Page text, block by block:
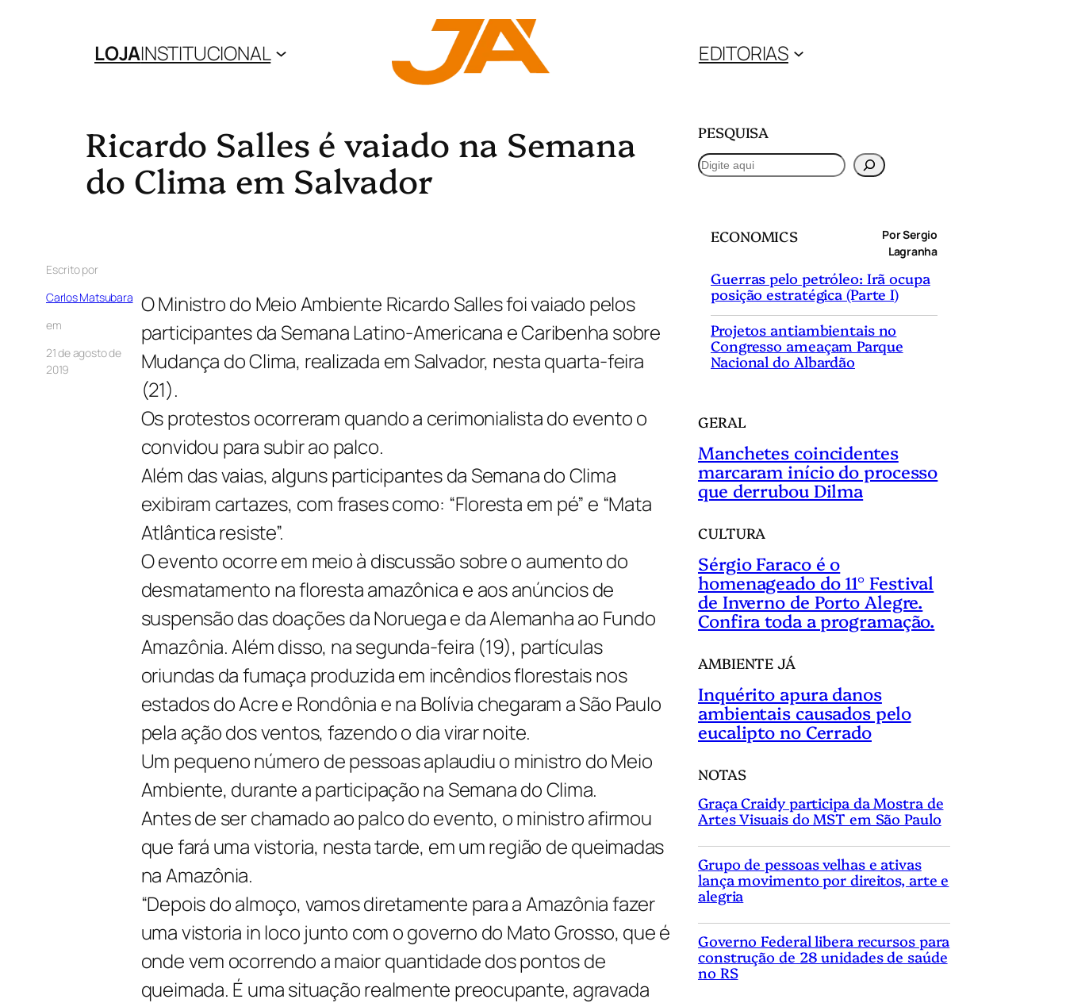
LOJAINSTITUCIONAL EDITORIAS
Ricardo Salles é vaiado na Semana
do Clima em Salvador
Escrito por
Carlos Matsubara
em
21 de agosto de
2019
O Ministro do Meio Ambiente Ricardo Salles foi vaiado pelos
participantes da Semana Latino-Americana e Caribenha sobre
Mudança do Clima, realizada em Salvador, nesta quarta-feira
(21).
Os protestos ocorreram quando a cerimonialista do evento o
convidou para subir ao palco.
Além das vaias, alguns participantes da Semana do Clima
exibiram cartazes, com frases como: “Floresta em pé” e “Mata
Atlântica resiste”.
O evento ocorre em meio à discussão sobre o aumento do
desmatamento na floresta amazônica e aos anúncios de
suspensão das doações da Noruega e da Alemanha ao Fundo
Amazônia. Além disso, na segunda-feira (19), partículas
oriundas da fumaça produzida em incêndios florestais nos
estados do Acre e Rondônia e na Bolívia chegaram a São Paulo
pela ação dos ventos, fazendo o dia virar noite.
Um pequeno número de pessoas aplaudiu o ministro do Meio
Ambiente, durante a participação na Semana do Clima.
Antes de ser chamado ao palco do evento, o ministro afirmou
que fará uma vistoria, nesta tarde, em um região de queimadas
na Amazônia.
“Depois do almoço, vamos diretamente para a Amazônia fazer
uma vistoria in loco junto com o governo do Mato Grosso, que é
onde vem ocorrendo a maior quantidade dos pontos de
queimada. É uma situação realmente preocupante, agravada
PESQUISA
P
ECONOMICS
Por Sergio
Lagranha
Guerras pelo petróleo: Irã ocupa
posição estratégica (Parte I)
Projetos antiambientais no
Congresso ameaçam Parque
Nacional do Albardão
GERAL
Manchetes coincidentes
marcaram início do processo
que derrubou Dilma
CULTURA
Sérgio Faraco é o
homenageado do 11° Festival
de Inverno de Porto Alegre.
Confira toda a programação.
AMBIENTE JÁ
Inquérito apura danos
ambientais causados pelo
eucalipto no Cerrado
NOTAS
Graça Craidy participa da Mostra de
Artes Visuais do MST em São Paulo
Grupo de pessoas velhas e ativas
lança movimento por direitos, arte e
alegria
Governo Federal libera recursos para
construção de 28 unidades de saúde
no RS